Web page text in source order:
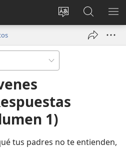
Cambiar
del sitio
Iniciar
sesión
nueva
en
jw.org
1)
tus padres no te entienden,